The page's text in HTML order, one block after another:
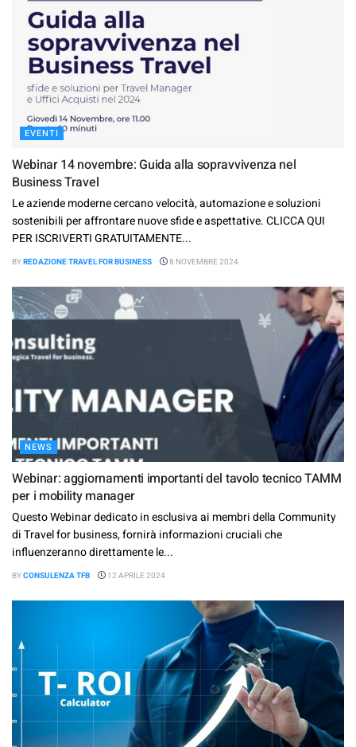
EVENTI
Webinar 14 novembre: Guida alla sopravvivenza nel
Business Travel
Le aziende moderne cercano velocità, automazione e soluzioni
sostenibili per affrontare nuove sfide e aspettative. CLICCA QUI
PER ISCRIVERTI GRATUITAMENTE...
BYREDAZIONE TRAVEL FOR BUSINESS 8 NOVEMBRE 2024
NEWS
Webinar: aggiornamenti importanti del tavolo tecnico TAMM
per i mobility manager
Questo Webinar dedicato in esclusiva ai membri della Community
di Travel for business, fornirà informazioni cruciali che
influenzeranno direttamente le...
BYCONSULENZA TFB 12 APRILE 2024